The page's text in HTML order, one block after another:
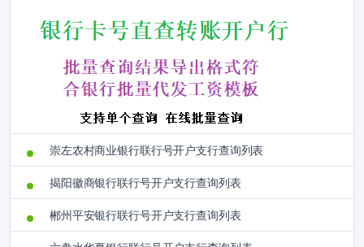
崇左农村商业银行联行号开户支行查询列表
揭阳徽商银行联行号开户支行查询列表
郴州平安银行联行号开户支行查询列表